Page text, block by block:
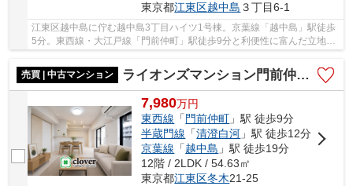
東京都江東区越中島 ３丁目6-1
江東区越中島に佇む越中島3丁目ハイツ1号棟。京葉線「越中島」駅徒歩
5分。東西線・大江戸線「門前仲町」駅徒歩9分と利便性に富んだ立地で
売買 | 中古マンション
ライオンズマンション門前仲町第6
7,980万円
東西線 「 門前仲町 」駅 徒歩9分
半蔵門線 「清澄白河 」駅 徒歩12分
京葉線 「越中島 」駅 徒歩19分
12階 / 2LDK / 54.63㎡
東京都江東区冬木21-25